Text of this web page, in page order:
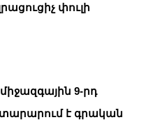
փուլի
9-րդ
է գրական